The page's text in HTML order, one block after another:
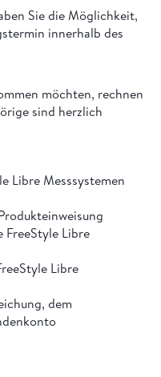
Sie die Möglichkeit,
innerhalb des
möchten, rechnen
sind herzlich
Libre Messsystemen
FreeStyle Libre
Libre
dem